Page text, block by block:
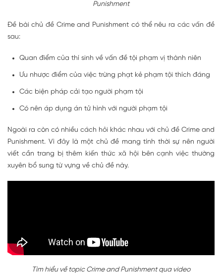
Punishment
Đề bài chủ đề Crime and Punishment có thể nêu ra các vấn đề
sau:
Quan điểm của thí sinh về vấn đề tội phạm vị thành niên
Ưu nhược điểm của việc trừng phạt kẻ phạm tội thích đáng
Các biện pháp cải tạo người phạm tội
Có nên áp dụng án tử hình với người phạm tội
Ngoài ra còn có nhiều cách hỏi khác nhau với chủ đề Crime and
Punishment. Vì đây là một chủ đề mang tính thời sự nên người
viết cần trang bị thêm kiến thức xã hội bên cạnh việc thường
xuyên bổ sung từ vựng về chủ đề này.
Tìm hiểu về topic Crime and Punishment qua video